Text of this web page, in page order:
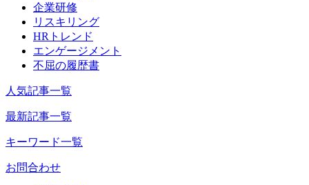
企業研修
リスキリング
HRトレンド
エンゲージメント
不屈の履歴書
人気記事一覧
最新記事一覧
キーワード一覧
お問合わせ